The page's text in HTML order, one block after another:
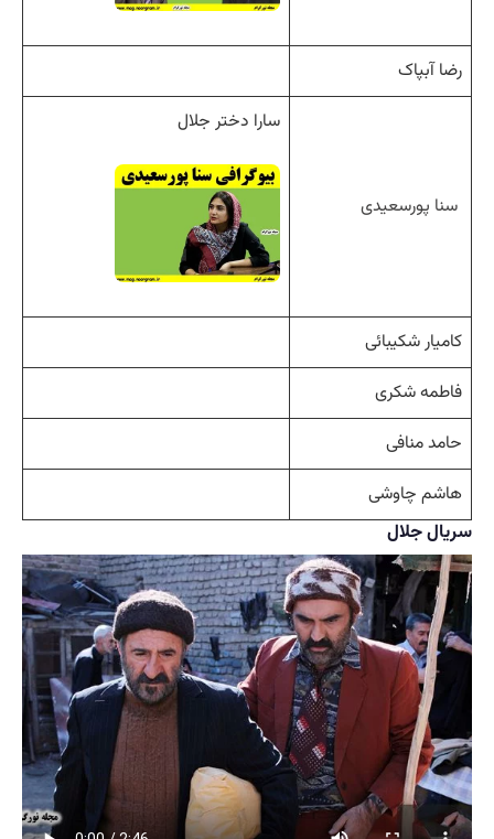
رضا آبپاک
سنا پورسعیدی
سارا دختر جلال
کامیار شکیبائی
فاطمه شکری
حامد منافی
هاشم چاوشی
سریال جلال